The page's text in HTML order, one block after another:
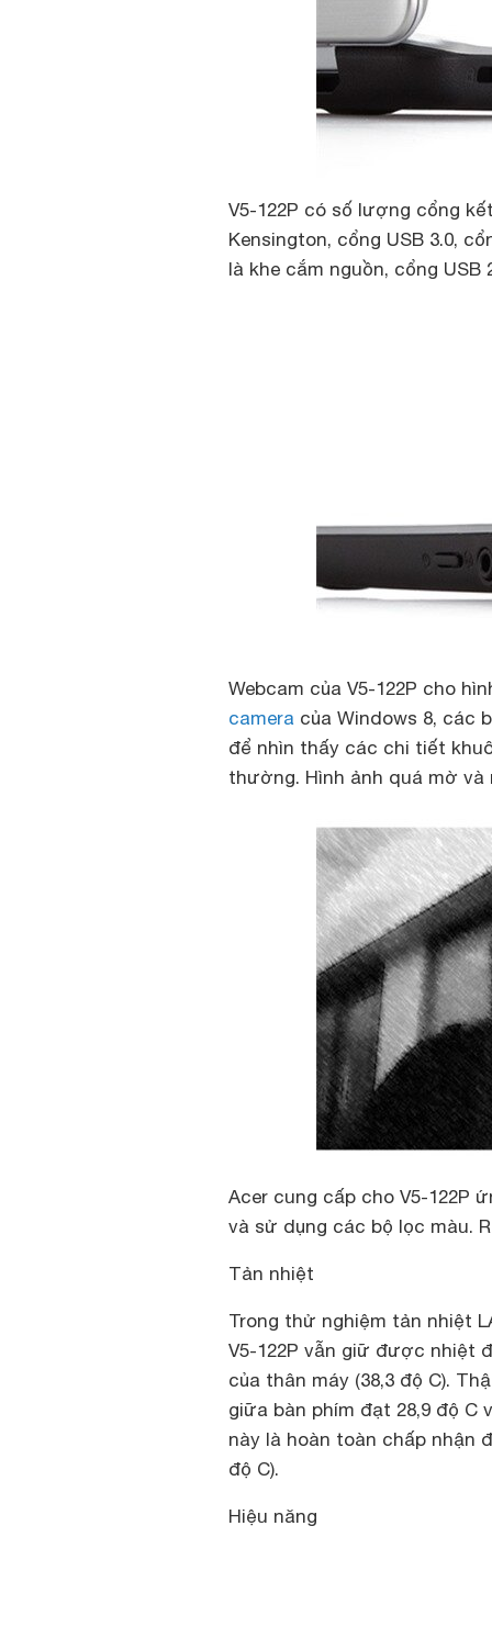
V5-122P có số lượng cổng
Kensington, cổng USB 3.0,
là khe cắm nguồn, cổng
Webcam của V5-122P cho
camera của Windows 8, các
để nhìn thấy các chi tiết
thường. Hình ảnh quá mờ và
Acer cung cấp cho V5-122P
và sử dụng các bộ lọc màu.
Tản nhiệt
Trong thử nghiệm tản nhiệt
V5-122P vẫn giữ được nhiệt
của thân máy (38,3 độ C).
giữa bàn phím đạt 28,9 độ C
này là hoàn toàn chấp nhận
độ C).
Hiệu năng